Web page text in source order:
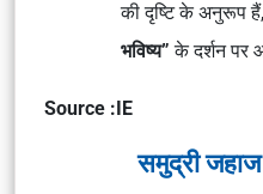
की दृष्टि के अनुरूप
भविष्य” के दर्शन पर
Source :IE
समुद्री जहाज